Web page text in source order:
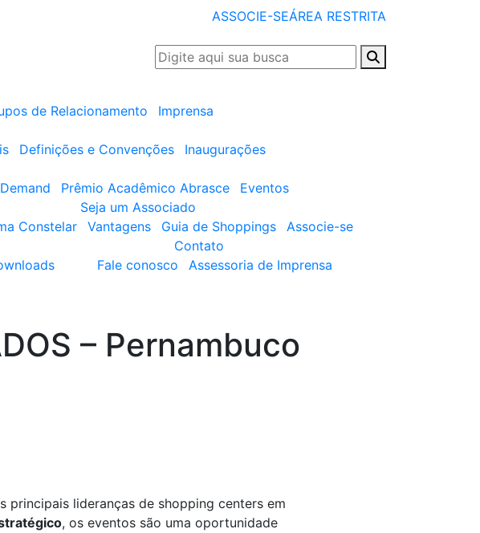
ASSOCIE-SEÁREA RESTRITA
de Relacionamento
Imprensa
Definições e Convenções
Inaugurações
Prêmio Acadêmico Abrasce
Eventos
Seja um Associado
Constelar
Vantagens Guia de Shoppings
Associe-se
Contato
Fale conosco
Assessoria de Imprensa
– Pernambuco
principais lideranças de shopping centers em
, os eventos são uma oportunidade